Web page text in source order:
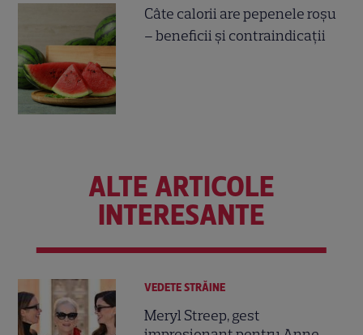
Câte calorii are pepenele roșu
– beneficii și contraindicații
ALTE ARTICOLE
INTERESANTE
VEDETE STRĂINE
Meryl Streep, gest